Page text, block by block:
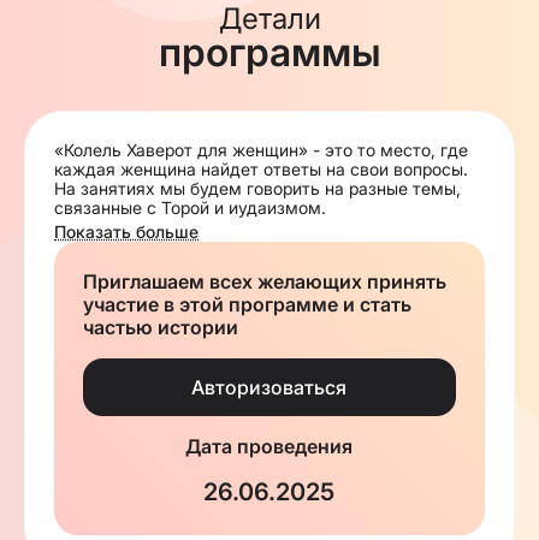
Детали
программы
«Колель Хаверот для женщин» - это то место, где
каждая женщина найдет ответы на свои вопросы.
На занятиях мы будем говорить на разные темы,
связанные с Торой и иудаизмом.
Программу ведет рабанит Минди Хабабо.
иудаизма
Интересные дискуссии за чашкой чая
Хорошая компания
коллектива.
Встречи проходят каждое воскресенье в 17:00
Показать больше
Приглашаем всех желающих принять
участие в этой программе и стать
частью истории
Авторизоваться
Дата проведения
26.06.2025